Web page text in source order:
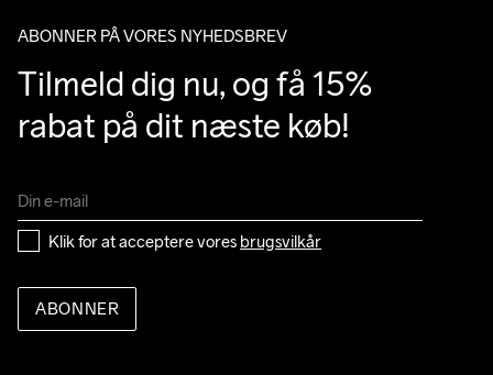
ABONNER PÅ VORES NYHEDSBREV
Tilmeld dig nu, og få 15%
rabat på dit næste køb!
Klik for at acceptere vores brugsvilkår
ABONNER